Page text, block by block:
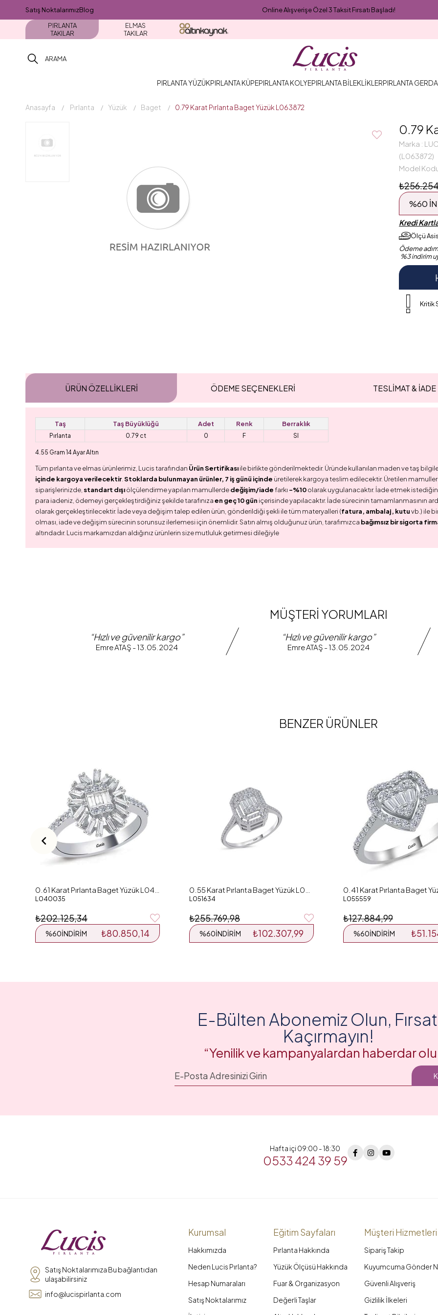
Satış NoktalarımızBlog
Online Alışverişe Özel 3 Taksit Fırsatı Başladı!
PIRLANTA
TAKILAR
ELMAS
TAKILAR
PIRLANTA YÜZÜKPIRLANTA KÜPEPIRLANTA KOLYEPIRLANTA BİLEKLİKLERPIRLANTA
Anasayfa Pırlanta Yüzük Baget 0.79 Karat Pırlanta Baget Yüzük L063872
0.79
Marka :
(L063872)
Model
%60
Kredi
Ölçü
Ödeme
%3 indirim
Kritik
ÜRÜN ÖZELLIKLERI ÖDEME SEÇENEKLERI TESLİMAT & İADE
Taş Taş Büyüklüğü Adet Renk Berraklık
Pırlanta 0.79 ct 0 F SI
4.55 Gram 14 Ayar Altın
Tüm pırlanta ve elmas ürünlerimiz, Lucis tarafından Ürün Sertifikasıile birlikte gönderilmektedir. Üründe kullanılan maden ve taş
içinde kargoya verilecektir. Stoklarda bulunmayan ürünler, 7 iş günü içinde üretilerek kargoya teslim edilecektir. Üretilen
siparişlerinizde, standart dışıölçülendirme yapılan mamullerdedeğişim/iadefarkı -%10olarak uygulanacaktır. İade etmek
para iadeniz, ödemeyi gerçekleştirdiğiniz şekilde tarafınızaen geç 10 gün içerisinde yapılacaktır. İade sürecinin tamamlanmasının
olarak gerçekleştirilecektir. İade veya değişim talep edilen ürün, gönderildiği şekli ile tüm materyalleri (fatura, ambalaj, kutuvb.) ile
olması, iade ve değişim sürecinin sorunsuz ilerlemesi için önemlidir. Satın almış olduğunuz ürün, tarafımızca bağımsız bir sigorta
altındadır. Lucis markamızdan aldığınız ürünlerin size mutluluk getirmesi dileğiyle
MÜŞTERİ YORUMLARI
“Hızlı ve güvenilir kargo”
Emre ATAŞ - 13.05.2024
“Hızlı ve güvenilir kargo”
Emre ATAŞ - 13.05.2024
BENZER ÜRÜNLER
L040035
₺80.850,14
%60İNDIRIM
₺202.125,34
L051634
₺102.307,99
%60İNDIRIM
₺255.769,98
L055559
%60İNDIRIM
₺127.884,99
E-Bülten Abonemiz Olun,
Kaçırmayın!
“Yenilik ve kampanyalardan haberdar
Hafta içi 09:00 - 18:30
0533 424 39 59
Satış Noktalarımıza Bu bağlantıdan
ulaşabilirsiniz
info@lucispirlanta.com
Kurumsal
Hakkımızda
Neden Lucis Pırlanta?
Hesap Numaraları
Satış Noktalarımız
Eğitim Sayfaları
Pırlanta Hakkında
Yüzük Ölçüsü Hakkında
Fuar & Organizasyon
Değerli Taşlar
Müşteri Hizmetleri
Sipariş Takip
Kuyumcuma Gönder
Güvenli Alışveriş
Gizlilik İlkeleri